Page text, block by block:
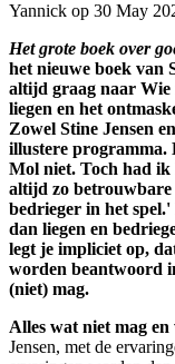
Yannick op 30 May
Het grote boek over
het nieuwe boek van
altijd graag naar Wie
liegen en het
Zowel Stine Jensen
illustere programma.
Mol niet. Toch had ik
altijd zo betrouwbare
bedrieger in het
dan liegen en
legt je impliciet op,
worden beantwoord
(niet) mag.
Alles wat niet mag
Jensen, met de